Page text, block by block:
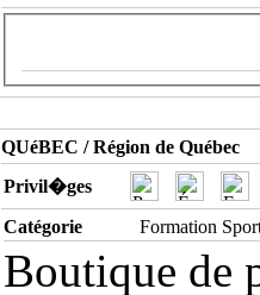
QUéBEC / Région de Québec
Privil�ges
Catégorie
Formation
Boutique de